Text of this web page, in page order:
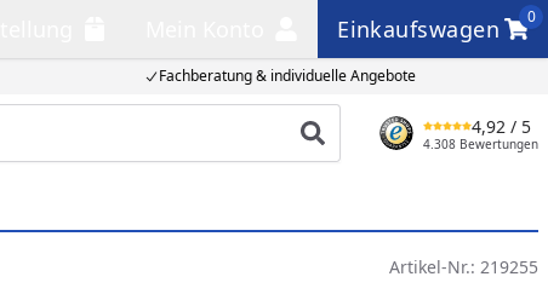
Fachberatung & individuelle Angebote
Einkaufswagen
0
Einkaufswagen
Produkt suchen
4,92 / 5
4.308 Bewertungen
Artikel-Nr.: 219255